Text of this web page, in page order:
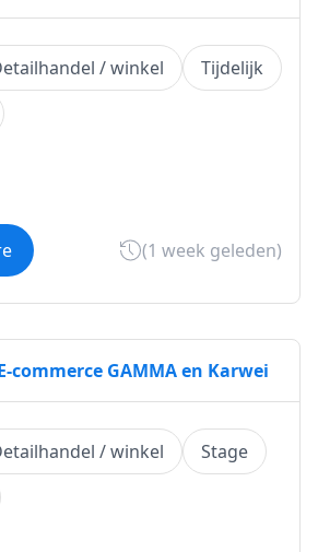
/ winkel
Tijdelijk
(1 week geleden)
commerce GAMMA en Karwei
/ winkel
Stage